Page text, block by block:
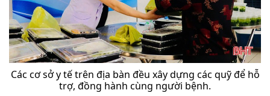
Các cơ sở y tế trên địa bàn đều xây dựng các quỹ để hỗ
trợ, đồng hành cùng người bệnh.